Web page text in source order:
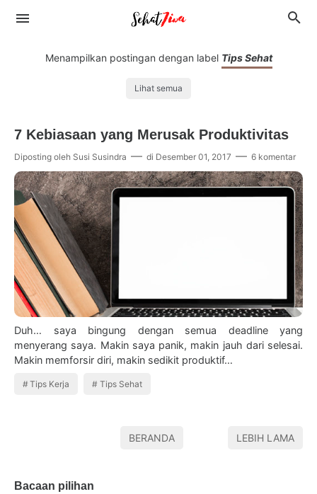
Destinesia
Binbinesia
Eksplolagi
Menampilkan postingan dengan label Tips Sehat
Lihat semua
7 Kebiasaan yang Merusak Produktivitas
Diposting oleh Susi Susindra di Desember 01, 2017 6 komentar
Duh… saya bingung dengan semua deadline yang
menyerang saya. Makin saya panik, makin jauh dari selesai.
Makin memforsir diri, makin sedikit produktif…
Tips Kerja Tips Sehat
BERANDA LEBIH LAMA
Bacaan pilihan